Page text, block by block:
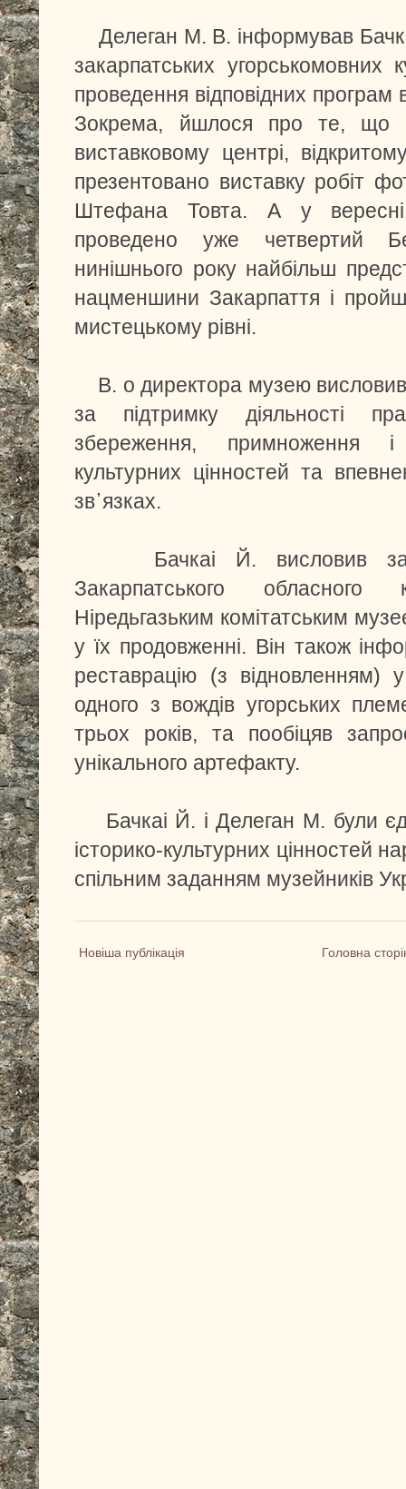
Делеган М. В. інформував
закарпатських угорськомовних
проведення відповідних програм
Зокрема, йшлося про те, що
виставковому центрі,
презентовано виставку робіт
Штефана Товта. А у
проведено уже четвертий
нинішнього року найбільш
нацменшини Закарпаття і
мистецькому рівні.
В. о директора музею висловив
за підтримку діяльності
збереження, примноження і
культурних цінностей та
зв᾽язках.
Бачкаі Й. висловив
Закарпатського
Ніредьгазьким комітатським
у їх продовженні. Він також
реставрацію (з відновленням)
одного з вождів угорських
трьох років, та пообіцяв
унікального артефакту.
Бачкаі Й. і Делеган М. були
історико-культурних цінностей
спільним заданням музейників
Новіша публікація Головна